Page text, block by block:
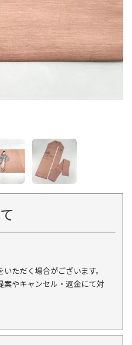
ただく場合がございます。
案やキャンセル・返金にて対